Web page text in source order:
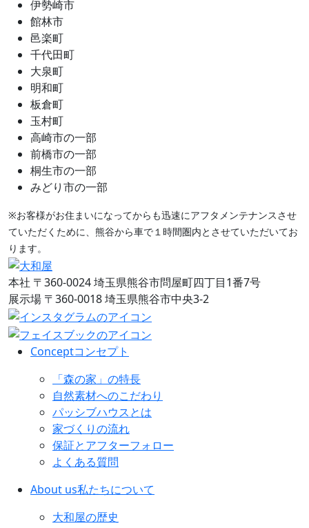
伊勢崎市
館林市
邑楽町
千代田町
大泉町
明和町
板倉町
玉村町
高崎市の一部
前橋市の一部
桐生市の一部
みどり市の一部
※お客様がお住まいになってからも迅速にアフタメンテナンスさせ
ていただくために、熊谷から車で１時間圏内とさせていただいてお
ります。
本社 〒360-0024 埼玉県熊谷市問屋町四丁目1番7号
展示場 〒360-0018 埼玉県熊谷市中央3-2
Conceptコンセプト
「森の家」の特長
自然素材へのこだわり
パッシブハウスとは
家づくりの流れ
保証とアフターフォロー
よくある質問
About us私たちについて
大和屋の歴史